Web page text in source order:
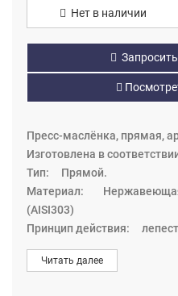
Нет в наличии
Пресс-маслёнка, прямая,
Изготовлена в
Тип: Прямой.
Материал: Нержавеющая
(AISI303)
Принцип действия:
маслёнки, уплотнение
моделях резиновое).
Читать далее